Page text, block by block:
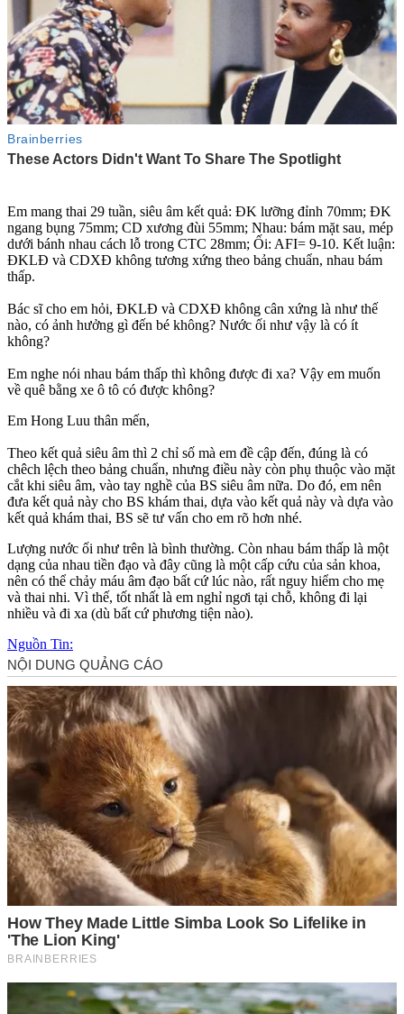
Em mang thai 29 tuần, siêu âm kết quả: ĐK lưỡng đỉnh 70mm; ĐK
ngang bụng 75mm; CD xương đùi 55mm; Nhau: bám mặt sau, mép
dưới bánh nhau cách lỗ trong CTC 28mm; Ối: AFI= 9-10. Kết luận:
ĐKLĐ và CDXĐ không tương xứng theo bảng chuẩn, nhau bám
thấp.
Bác sĩ cho em hỏi, ĐKLĐ và CDXĐ không cân xứng là như thế
nào, có ảnh hưởng gì đến bé không? Nước ối như vậy là có ít
không?
Em nghe nói nhau bám thấp thì không được đi xa? Vậy em muốn
về quê bằng xe ô tô có được không?
Em Hong Luu thân mến,
Theo kết quả siêu âm thì 2 chỉ số mà em đề cập đến, đúng là có
chêch lệch theo bảng chuẩn, nhưng điều này còn phụ thuộc vào mặt
cắt khi siêu âm, vào tay nghề của BS siêu âm nữa. Do đó, em nên
đưa kết quả này cho BS khám thai, dựa vào kết quả này và dựa vào
kết quả khám thai, BS sẽ tư vấn cho em rõ hơn nhé.
Lượng nước ối như trên là bình thường. Còn nhau bám thấp là một
dạng của nhau tiền đạo và đây cũng là một cấp cứu của sản khoa,
nên có thể chảy máu â‌ּm đạ‌ּo bất cứ lúc nào, rất nguy hiểm cho mẹ
và thai nhi. Vì thế, tốt nhất là em nghỉ ngơi tại chỗ, không đi lại
nhiều và đi xa (dù bất cứ phương tiện nào).
Nguồn Tin: